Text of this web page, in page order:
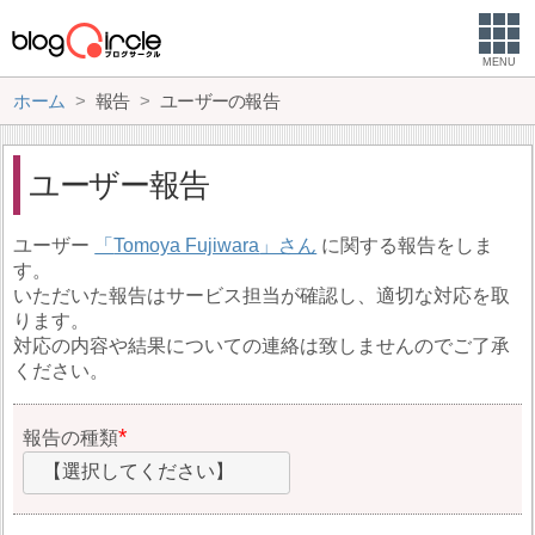
MENU
ホーム 報告 ユーザーの報告
ユーザー報告
ユーザー Tomoya Fujiwara
に関する報告をしま
す。
いただいた報告はサービス担当が確認し、適切な対応を取
ります。
対応の内容や結果についての連絡は致しませんのでご了承
ください。
報告の種類
【選択してください】